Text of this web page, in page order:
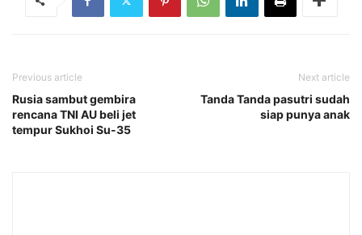
Previous article
Rusia sambut gembira
rencana TNI AU beli jet
tempur Sukhoi Su-35
Next article
Tanda Tanda pasutri sudah
siap punya anak